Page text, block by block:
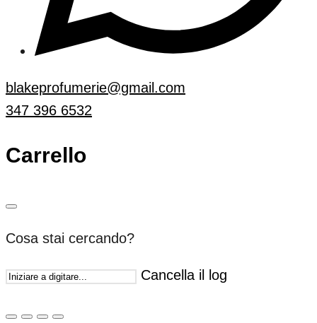
blakeprofumerie@gmail.com
347 396 6532
Carrello
Cosa stai cercando?
Cancella il log